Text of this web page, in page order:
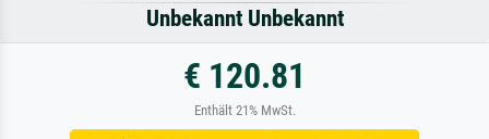
Unbekannt Unbekannt
€ 120.81
Enthält 21% MwSt.